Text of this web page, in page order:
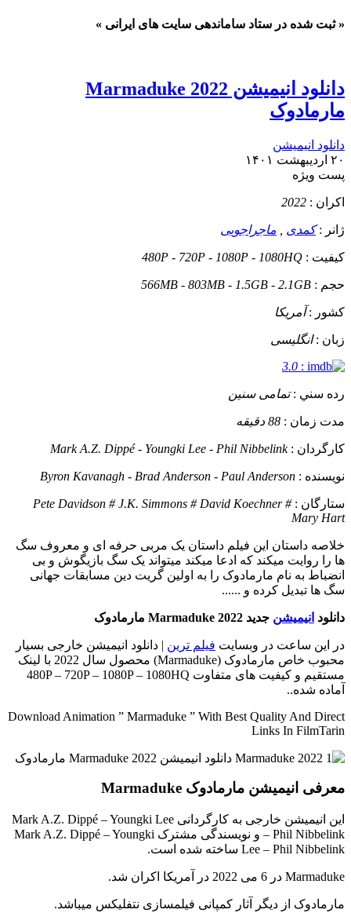
« ثبت شده در ستاد ساماندهی سایت های ایرانی »
دانلود انیمیشن Marmaduke 2022
مارمادوک
دانلود انیمیشن
۲۰ اردیبهشت ۱۴۰۱
پست ويژه
اکران : 2022
ژانر :کمدی ماجراجویی
کيفيت : 480P - 720P - 1080P - 1080HQ
حجم : 566MB - 803MB - 1.5GB - 2.1GB
کشور :آمریکا
زبان :انگلیسی
:
3.0
رده سني :تمامی سنین
مدت زمان : 88 دقیقه
کارگردان :Mark A.Z. Dippé - Youngki Lee - Phil Nibbelink
نويسنده : Byron Kavanagh - Brad Anderson - Paul Anderson
ستارگان :Pete Davidson # J.K. Simmons # David Koechner #
Mary Hart
خلاصه داستان این فیلم داستان یک مربی حرفه ای و معروف سگ
ها را روایت میکند که ادعا میکند میتواند یک سگ بازیگوش و بی
انضباط به نام مارمادوک را به اولین گریت دین مسابقات جهانی
سگ ها تبدیل کرده و ......
دانلود انیمیشن جدید Marmaduke 2022 مارمادوک
در این ساعت در وبسایت فیلم ترین | دانلود انیمیشن خارجی بسیار
محبوب خاص مارمادوک (Marmaduke) محصول سال 2022 با لینک
مستقیم و کیفیت های متفاوت 480P – 720P – 1080P – 1080HQ
آماده شده..
Download Animation ” Marmaduke ” With Best Quality And Direct
Links In FilmTarin
معرفی انیمیشن مارمادوک Marmaduke
این انیمیشن خارجی به کارگردانی Mark A.Z. Dippé – Youngki Lee
– Phil Nibbelink و نویسندگی مشترک Mark A.Z. Dippé – Youngki
Lee – Phil Nibbelink ساخته شده است.
Marmaduke در 6 می 2022 در آمریکا اکران شد.
مارمادوک از دیگر آثار کمپانی فیلمسازی نتفلیکس میباشد.